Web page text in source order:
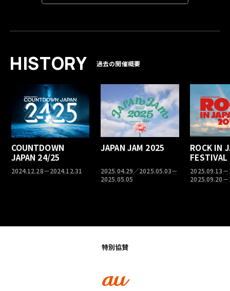
HISTORY 過去の開催概要
COUNTDOWN
JAPAN 24/25
2024.12.28－2024.12.31
JAPAN JAM 2025
2025.04.29／2025.05.03－
2025.05.05
ROCK IN
2025.09.13
2025.09.20
特別協賛